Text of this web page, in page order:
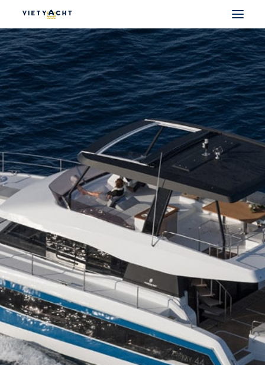
VIETYACHT
JEANNEAU
PRESTIGE
FOUNTAINE PAJOT
MAJESTY
NOMAD
DU THUYỀN ĐIỆN
THUYỀN CÓ SẴN
THUYỀN CŨ CHÍNH HÃNG
SEARCH